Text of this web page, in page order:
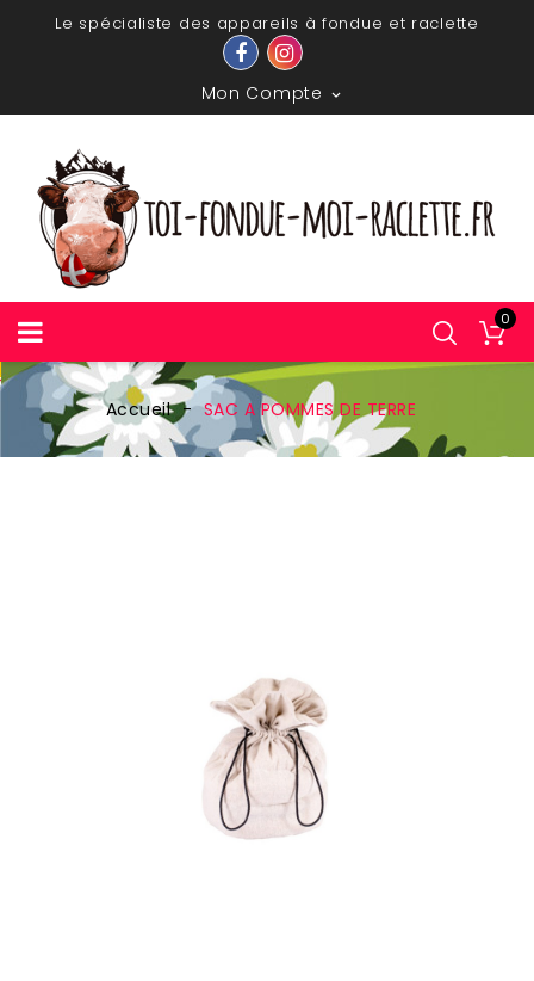
Le spécialiste des appareils à fondue et raclette
Mon Compte 
0
Accueil SAC A POMMES DE TERRE